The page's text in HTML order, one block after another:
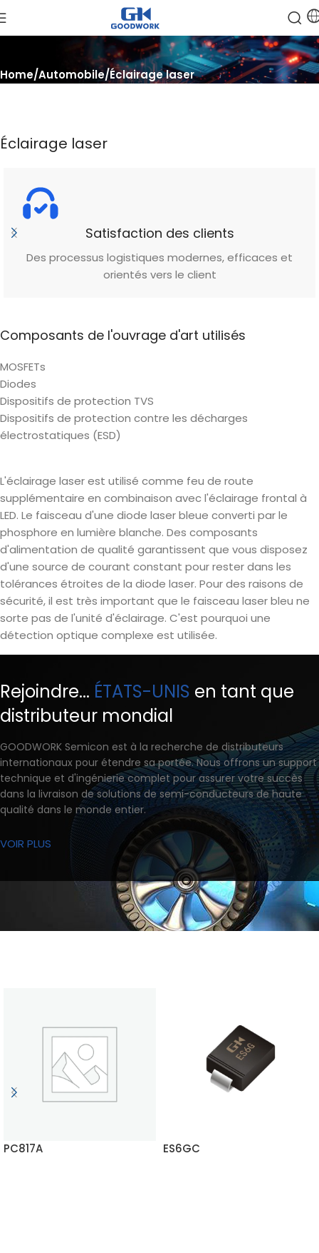
Home Automobile Éclairage laser
Éclairage laser
Satisfaction des clients
Des processus logistiques modernes, efficaces et
orientés vers le client
Composants de l'ouvrage d'art utilisés
MOSFETs
Diodes
Dispositifs de protection TVS
Dispositifs de protection contre les décharges
électrostatiques (ESD)
L'éclairage laser est utilisé comme feu de route
supplémentaire en combinaison avec l'éclairage frontal à
LED. Le faisceau d'une diode laser bleue converti par le
phosphore en lumière blanche. Des composants
d'alimentation de qualité garantissent que vous disposez
d'une source de courant constant pour rester dans les
tolérances étroites de la diode laser. Pour des raisons de
sécurité, il est très important que le faisceau laser bleu ne
sorte pas de l'unité d'éclairage. C'est pourquoi une
détection optique complexe est utilisée.
Rejoindre... ÉTATS-UNIS en tant que
distributeur mondial
GOODWORK Semicon est à la recherche de distributeurs
internationaux pour étendre sa portée. Nous offrons un support
technique et d'ingénierie complet pour assurer votre succès
dans la livraison de solutions de semi-conducteurs de haute
qualité dans le monde entier.
VOIR PLUS
PC817A ES6GC